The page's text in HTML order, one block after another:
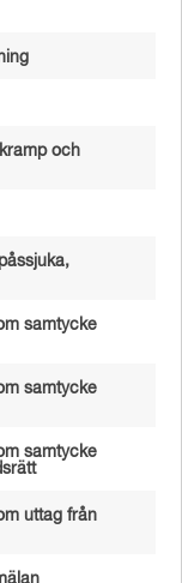
och
samtycke
samtycke
samtycke
uttag från